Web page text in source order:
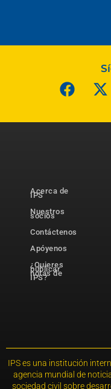
Acerca de
IPS
Nuestros
socios
Contáctenos
Apóyenos
¿Quieres
publicar
notas de
IPS?
IPS es una institución
agencia mundial de
sociedad civil sobre